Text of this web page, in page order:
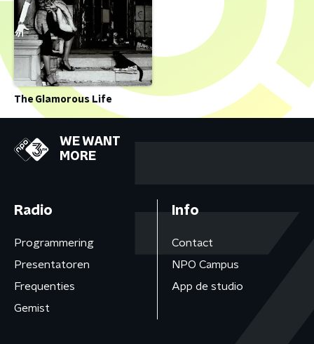
The Glamorous Life
WE WANT
MORE
Radio
Programmering
Presentatoren
Frequenties
Gemist
Info
Contact
NPO Campus
App de studio